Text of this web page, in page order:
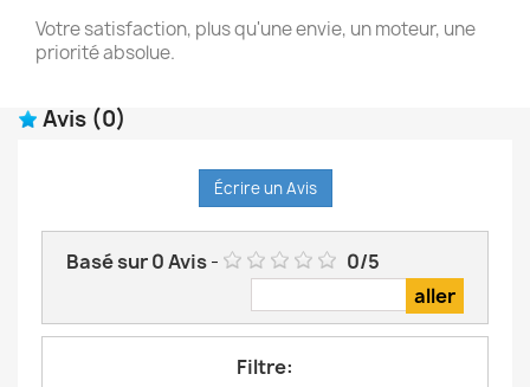
Votre satisfaction, plus qu'une envie, un moteur, une
priorité absolue.
Avis (0)
Écrire un Avis
Basé sur0Avis- 0/5
Filtre: